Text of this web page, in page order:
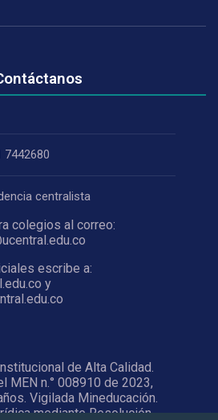
centralista
colegios al correo:
escribe a:
y
de Alta Calidad.
MEN n.° 008910 de 2023,
Vigilada Mineducación.
mediante Resolución